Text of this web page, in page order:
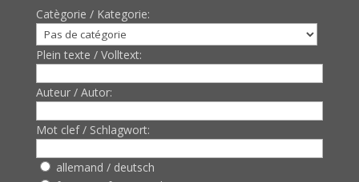
Catègorie / Kategorie:
Plein texte / Volltext:
Auteur / Autor:
Mot clef / Schlagwort:
allemand / deutsch